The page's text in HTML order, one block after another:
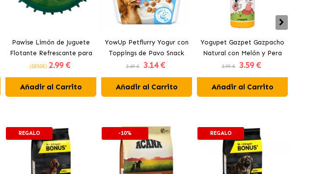
Pawise Limón de Juguete
Flotante Refrescante para
Perros 12 cm
(DESDE) 2.99 €
Añadir al Carrito
YowUp Petflurry Yogur con
Toppings de Pavo Snack
para Perros
3.49 € 3.14 €
Añadir al Carrito
Yogupet Gazpet Gazpacho
Natural con Melón y Pera
para Perros y Gatos
3.99 € 3.59 €
Añadir al Carrito
REGALO -10% REGALO